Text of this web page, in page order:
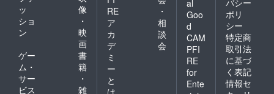
ッ
ショ
ン
像
・
映
画
ゲー
ム・
サー
ビス
書
籍
・
雑
RE
ア
カ
デ
ミ
ー
と
・
相
談
会
al
Goo
d
CAM
PFI
RE
for
Ente
バシー
ポリ
シー
特定商
取引法
に基づ
く表記
情報セ